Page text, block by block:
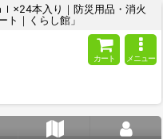
×24本入り｜防災用品・消火
ト｜くらし館」
カート メニュー